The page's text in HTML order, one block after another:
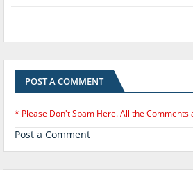
POST A COMMENT
* Please Don't Spam Here. All the Comments
Post a Comment